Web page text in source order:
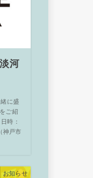
河
に盛
ご紹
時：
神戸市
お知らせ